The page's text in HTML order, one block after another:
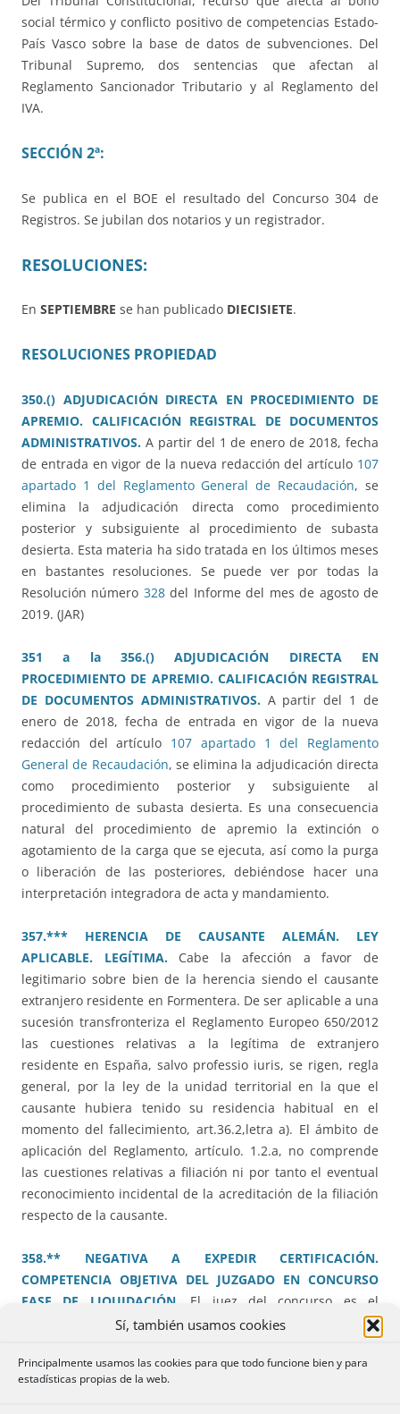
Sí, también usamos cookies
Principalmente usamos las cookies para que todo funcione bien y para
estadísticas propias de la web.
social térmico y conflicto positivo de competencias Estado-
País Vasco sobre la base de datos de subvenciones. Del
Tribunal Supremo, dos sentencias que afectan al
Reglamento Sancionador Tributario y al Reglamento del
IVA.
SECCIÓN 2ª:
Se publica en el BOE el resultado del Concurso 304 de
Registros. Se jubilan dos notarios y un registrador.
RESOLUCIONES:
En SEPTIEMBRE se han publicado DIECISIETE.
RESOLUCIONES PROPIEDAD
350.() ADJUDICACIÓN DIRECTA EN PROCEDIMIENTO DE
APREMIO. CALIFICACIÓN REGISTRAL DE DOCUMENTOS
ADMINISTRATIVOS. A partir del 1 de enero de 2018, fecha
de entrada en vigor de la nueva redacción del artículo 107
apartado 1 del Reglamento General de Recaudación, se
elimina la adjudicación directa como procedimiento
posterior y subsiguiente al procedimiento de subasta
desierta. Esta materia ha sido tratada en los últimos meses
en bastantes resoluciones. Se puede ver por todas la
Resolución número 328del Informe del mes de agosto de
2019. (JAR)
351 a la 356.() ADJUDICACIÓN DIRECTA EN
PROCEDIMIENTO DE APREMIO. CALIFICACIÓN REGISTRAL
DE DOCUMENTOS ADMINISTRATIVOS. A partir del 1 de
enero de 2018, fecha de entrada en vigor de la nueva
redacción del artículo 107 apartado 1 del Reglamento
General de Recaudación, se elimina la adjudicación directa
como procedimiento posterior y subsiguiente al
procedimiento de subasta desierta. Es una consecuencia
natural del procedimiento de apremio la extinción o
agotamiento de la carga que se ejecuta, así como la purga
o liberación de las posteriores, debiéndose hacer una
interpretación integradora de acta y mandamiento.
357.*** HERENCIA DE CAUSANTE ALEMÁN. LEY
APLICABLE. LEGÍTIMA.
Cabe la afección a favor de
legitimario sobre bien de la herencia siendo el causante
extranjero residente en Formentera. De ser aplicable a una
sucesión transfronteriza el Reglamento Europeo 650/2012
las cuestiones relativas a la legítima de extranjero
residente en España, salvo professio iuris, se rigen, regla
general, por la ley de la unidad territorial en la que el
causante hubiera tenido su residencia habitual en el
momento del fallecimiento, art.36.2,letra a). El ámbito de
aplicación del Reglamento, artículo. 1.2.a, no comprende
las cuestiones relativas a filiación ni por tanto el eventual
reconocimiento incidental de la acreditación de la filiación
respecto de la causante.
358.** NEGATIVA A EXPEDIR CERTIFICACIÓN.
COMPETENCIA OBJETIVA DEL JUZGADO EN CONCURSO
FASE DE LIQUIDACIÓN.
El juez del concurso es el
competente para conocer de un procedimiento de
ejecución hipotecaria iniciado durante la fase del convenio,
pero cuya certificación se solicita cuando consta ya iniciada
la liquidación por incumplimiento del convenio.